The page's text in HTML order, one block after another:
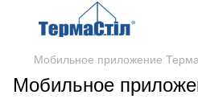
Мобильное приложение
Мобильное